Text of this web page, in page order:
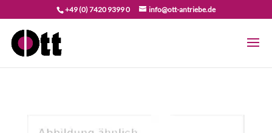
+49 (0) 7420 9399 0 info@ott-antriebe.de